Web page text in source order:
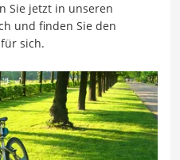
Sie jetzt in unseren
und finden Sie den
sich.